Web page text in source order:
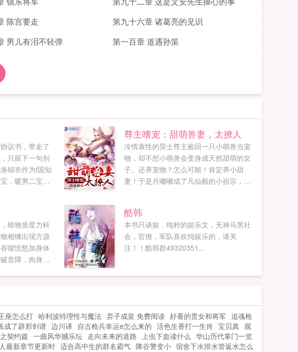
陈宫要走
第九十六章 诸葛亮的见识
男儿有泪不轻弹 第一百章 道遇孙策
议书，带走了
只留下一句别
锦衣作为f国知
，暖男二宝，
，陆知淮治绿
！剩下俩宝拍
不惧，知难而
尊主嗜宠：甜萌兽妻，太撩人
冷情寡性的异士尊主捡回一只小萌兽当宠
物，却不想小萌兽会变身成天然甜萌的女
子。还养宠物？怎么可能！肯定养小甜
妻！于是月嘟嘟成了凡仙殿的小祖宗，可
狂宠，把她宠上天，日子自然过的美滋
滋。她看起来柔弱但可不是任人欺负的
主，她人缘极好，遍地高人朋友，万千猛
兽听令于她，火家秘宝在她手上，还有神
尊主夫君护...
暗物质星力科
相继出现方源
噬愤怒加身体
音障，肉身音
走从国从军路
426章强相互作
变技术第688章
酷韩
本书只谈娱，纯粹的娱乐文，无神马黑社
会，官僚，军队喜欢纯娱乐的，请关
注！！酷韩群49320351...
座怎么打 哈利波特理性与魔法 弃子成皇 免费阅读 好看的贵女和将军 追魂枪
成了辟邪剑谱 边川译 自古枪兵幸运e怎么来的 活色生香打一生肖 宝贝真 观
契约篇 一曲风华撼乐坛 走向未来的道路 上虫下血读什么 华山历代掌门一览
最新章节更新时 适合高中生的群名霸气 降谷警变小 宿舍下水排水管返水怎么